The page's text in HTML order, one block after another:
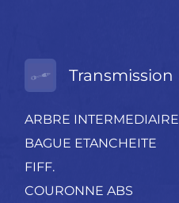
Transmission
ARBRE INTERMEDIAIRE
BAGUE ETANCHEITE
FIFF.
COURONNE ABS